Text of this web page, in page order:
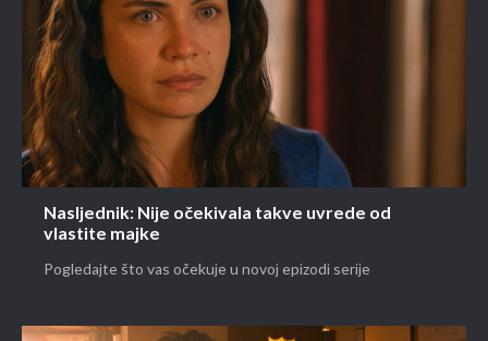
Nasljednik: Nije očekivala takve uvrede od
vlastite majke
Pogledajte što vas očekuje u novoj epizodi serije